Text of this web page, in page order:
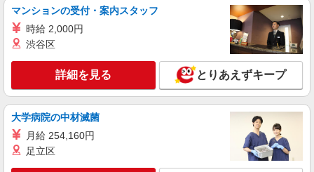
契約社員
旭川永山ケアセンターそよ風：RO11262
NEW
【月給】200,000円〜220,000円 ▼下記別途支
給 通勤手当 年末年始手当：380円/時 寸志あり：
年2回（6月・12月） ※業績による 特別報酬：平
均26.7万円（最高額95.8万円） ※2025年6月支給
実績
北海道旭川市永山7条1丁目3番3号
キープ 詳細を見る
パート
旭川永山ケアセンターそよ風：RO11259
NEW
マンションの受付・案内スタッフ
時給 2,000円
渋谷区
詳細を見る とりあえずキープ
大学病院の中材滅菌
月給 254,160円
足立区